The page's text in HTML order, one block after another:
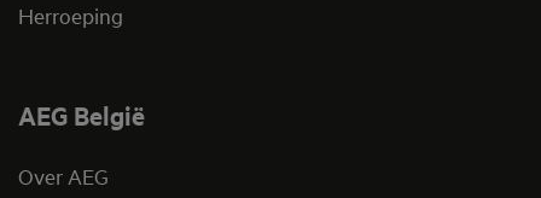
Herroeping
AEG België
Over AEG